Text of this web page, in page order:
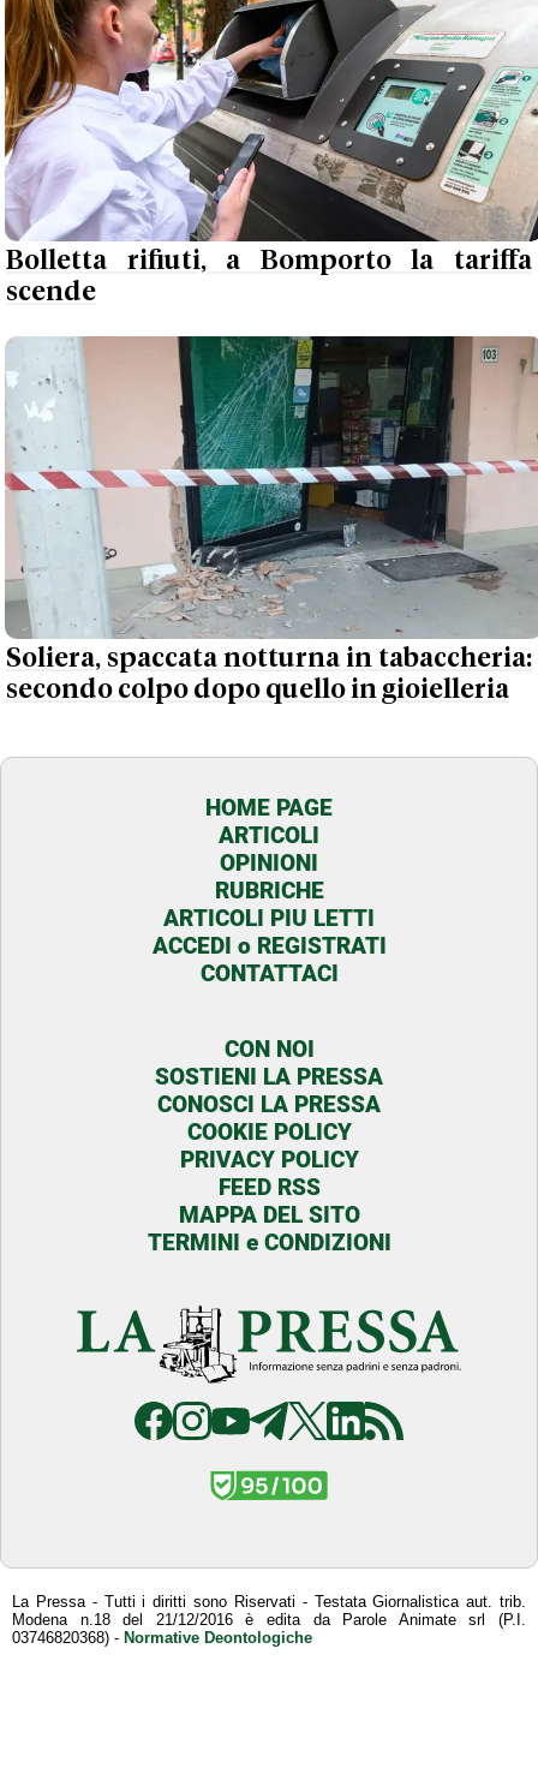
Bolletta rifiuti, a Bomporto la tariffa
scende
Soliera, spaccata notturna in tabaccheria:
secondo colpo dopo quello in gioielleria
HOME PAGE
ARTICOLI
OPINIONI
RUBRICHE
ARTICOLI PIU LETTI
ACCEDI o REGISTRATI
CONTATTACI
CON NOI
SOSTIENI LA PRESSA
CONOSCI LA PRESSA
COOKIE POLICY
PRIVACY POLICY
FEED RSS
MAPPA DEL SITO
TERMINI e CONDIZIONI
La Pressa - Tutti i diritti sono Riservati - Testata Giornalistica aut. trib.
Modena n.18 del 21/12/2016 è edita da Parole Animate srl (P.I.
03746820368) - Normative Deontologiche